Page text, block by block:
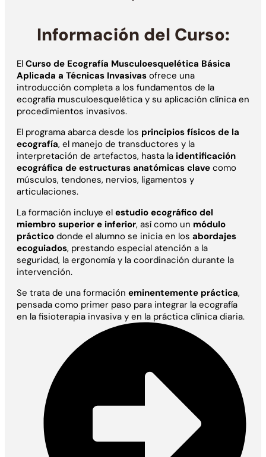
Información del Curso:
El Curso de Ecografía Musculoesquelética Básica
Aplicada a Técnicas Invasivas ofrece una
introducción completa a los fundamentos de la
ecografía musculoesquelética y su aplicación clínica en
procedimientos invasivos.
El programa abarca desde los principios físicos de la
ecografía, el manejo de transductores y la
interpretación de artefactos, hasta la identificación
ecográfica de estructuras anatómicas clave como
músculos, tendones, nervios, ligamentos y
articulaciones.
La formación incluye el estudio ecográfico del
miembro superior e inferior, así como un módulo
práctico donde el alumno se inicia en los abordajes
ecoguiados, prestando especial atención a la
seguridad, la ergonomía y la coordinación durante la
intervención.
Se trata de una formación eminentemente práctica,
pensada como primer paso para integrar la ecografía
en la fisioterapia invasiva y en la práctica clínica diaria.